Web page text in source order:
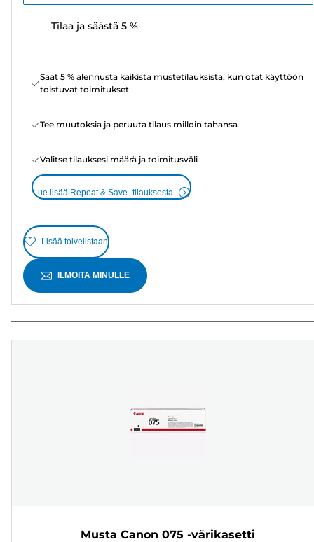
Tilaa ja säästä 5 %
Saat 5 % alennusta kaikista mustetilauksista, kun otat käyttöön
toistuvat toimitukset
Tee muutoksia ja peruuta tilaus milloin tahansa
Valitse tilauksesi määrä ja toimitusväli
Lue lisää Repeat & Save -tilauksesta
Lisää toivelistaan
ILMOITA MINULLE
Musta Canon 075 -värikasetti